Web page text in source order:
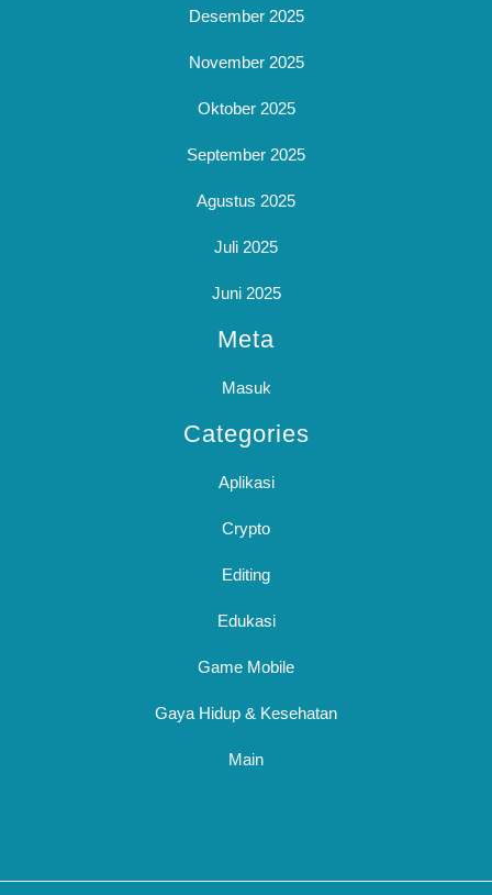
Desember 2025
November 2025
Oktober 2025
September 2025
Agustus 2025
Juli 2025
Juni 2025
Meta
Masuk
Categories
Aplikasi
Crypto
Editing
Edukasi
Game Mobile
Gaya Hidup & Kesehatan
Main